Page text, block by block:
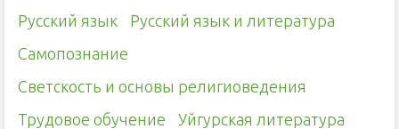
Русский язык
Русский язык и литература
Самопознание
Светскость и основы религиоведения
Трудовое обучение
Уйгурская литература